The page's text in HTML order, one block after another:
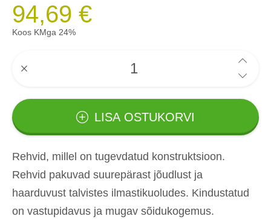
94,69 €
Koos KMga 24%
LISA OSTUKORVI
Rehvid, millel on tugevdatud konstruktsioon.
Rehvid pakuvad suurepärast jõudlust ja
haarduvust talvistes ilmastikuoludes. Kindustatud
on vastupidavus ja mugav sõidukogemus.